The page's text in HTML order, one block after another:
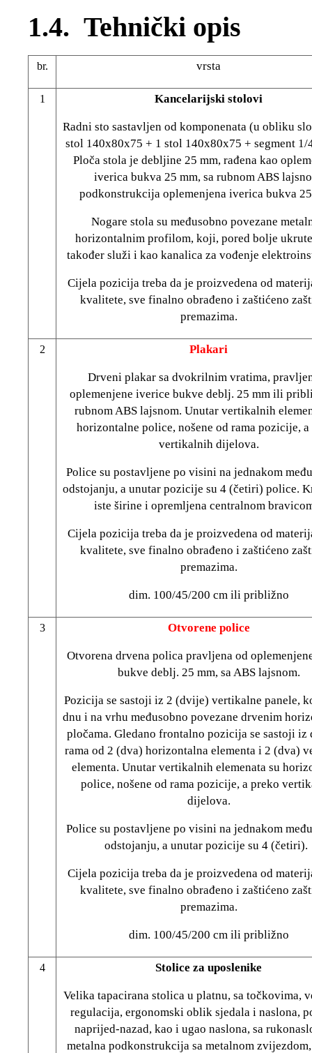
1.4. Tehnički opis
br. vrsta
1 Kancelarijski stolovi
Radni sto sastavljen od komponenata (u obliku
stol 140x80x75 + 1 stol 140x80x75 + segment 1/
Ploča stola je debljine 25 mm, rađena kao
iverica bukva 25 mm, sa rubnom ABS
podkonstrukcija oplemenjena iverica bukva
Nogare stola su međusobno povezane
horizontalnim profilom, koji, pored bolje
također služi i kao kanalica za vođenje
Cijela pozicija treba da je proizvedena od
kvalitete, sve finalno obrađeno i zaštićeno
premazima.
2 Plakari
Drveni plakar sa dvokrilnim vratima,
oplemenjene iverice bukve deblj. 25 mm ili
rubnom ABS lajsnom. Unutar vertikalnih
horizontalne police, nošene od rama pozicije,
vertikalnih dijelova.
Police su postavljene po visini na jednakom
odstojanju, a unutar pozicije su 4 (četiri) police.
iste širine i opremljena centralnom
Cijela pozicija treba da je proizvedena od
kvalitete, sve finalno obrađeno i zaštićeno
premazima.
dim. 100/45/200 cm ili približno
3 Otvorene police
Otvorena drvena polica pravljena od
bukve deblj. 25 mm, sa ABS lajsnom.
Pozicija se sastoji iz 2 (dvije) vertikalne panele,
dnu i na vrhu međusobno povezane drvenim
pločama. Gledano frontalno pozicija se sastoji iz
rama od 2 (dva) horizontalna elementa i 2 (dva)
elementa. Unutar vertikalnih elemenata su
police, nošene od rama pozicije, a preko
dijelova.
Police su postavljene po visini na jednakom
odstojanju, a unutar pozicije su 4
Cijela pozicija treba da je proizvedena od
kvalitete, sve finalno obrađeno i zaštićeno
premazima.
dim. 100/45/200 cm ili približno
4 Stolice za uposlenike
Velika tapacirana stolica u platnu, sa točkovima,
regulacija, ergonomski oblik sjedala i naslona,
naprijed-nazad, kao i ugao naslona, sa
metalna podkonstrukcija sa metalnom